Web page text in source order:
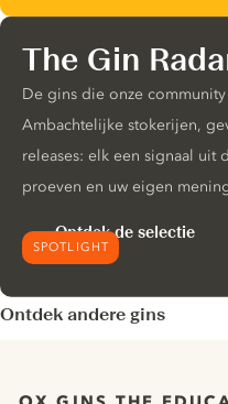
SPOTLIGHT
The Gin
De gins die onze
Ambachtelijke stokerijen,
releases: elk een signaal
proeven en uw eigen
Ontdek de selectie
Ontdek andere gins